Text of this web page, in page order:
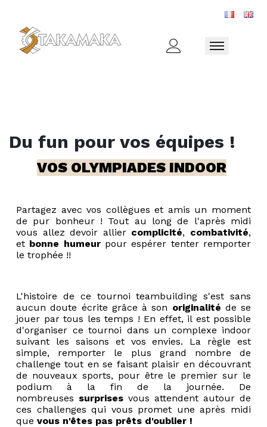
Toggle
Du fun pour vos équipes !
VOS OLYMPIADES INDOOR
Partagez avec vos collègues et amis un moment
de pur bonheur ! Tout au long de l'après midi
vous allez devoir allier complicité, combativité,
et bonne humeurpour espérer tenter remporter
le trophée !!
L'histoire de ce tournoiteambuilding s'est sans
aucun doute écrite grâce à son originalité de se
jouer par tous les temps ! En effet, il est possible
d'organiser ce tournoi dans un complexe indoor
suivant les saisons et vos envies. La règle est
simple, remporter le plus grand nombre de
challenge tout en se faisant plaisir en découvrant
de nouveaux sports, pour être le premier sur le
podium à la fin de la journée. De
nombreuses surprises vous attendent autour de
ces challenges qui vous promet une après midi
que vous n'êtes pas prêts d'oublier !